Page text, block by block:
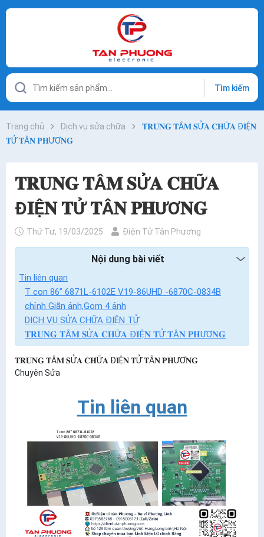
Tìm kiếm
Trang chủ Dịch vụ sửa chữa
𝐓𝐑𝐔𝐍𝐆 𝐓Â𝐌 𝐒Ử𝐀 𝐂𝐇Ữ𝐀 Đ𝐈Ệ𝐍
𝐓Ử 𝐓Â𝐍 𝐏𝐇ƯƠ𝐍𝐆
𝐓𝐑𝐔𝐍𝐆 𝐓Â𝐌 𝐒Ử𝐀 𝐂𝐇Ữ𝐀
Đ𝐈Ệ𝐍 𝐓Ử 𝐓Â𝐍 𝐏𝐇ƯƠ𝐍𝐆
Thứ Tư, 19/03/2025 Điện Tử Tân Phương
Nội dung bài viết
Tin liên quan
T con 86” 6871L-6102E V19-86UHD -6870C-0834B
chỉnh Giãn ảnh,Gom 4 ảnh
DỊCH VỤ SỬA CHỮA ĐIỆN TỬ
𝐓𝐑𝐔𝐍𝐆 𝐓Â𝐌 𝐒Ử𝐀 𝐂𝐇Ữ𝐀 Đ𝐈Ệ𝐍 𝐓Ử 𝐓Â𝐍 𝐏𝐇ƯƠ𝐍𝐆
𝐓𝐑𝐔𝐍𝐆 𝐓Â𝐌 𝐒Ử𝐀 𝐂𝐇Ữ𝐀 Đ𝐈Ệ𝐍 𝐓Ử 𝐓Â𝐍 𝐏𝐇ƯƠ𝐍𝐆
Chuyên Sửa
Tin liên quan